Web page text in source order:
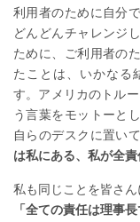
利用者のために自分
どんどんチャレンジ
ために、ご利用者の
たことは、いかなる
す。アメリカのトル
う言葉をモットーと
自らのデスクに置い
は私にある、私が全責
私も同じことを皆さん
「全ての責任は理事